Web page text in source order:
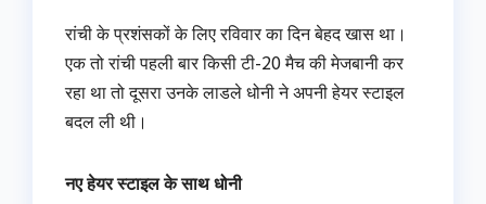
रांची के प्रशंसकों के लिए रविवार का दिन बेहद खास था।
एक तो रांची पहली बार किसी टी-20 मैच की मेजबानी कर
रहा था तो दूसरा उनके लाडले धोनी ने अपनी हेयर स्टाइल
बदल ली थी।
नए हेयर स्टाइल के साथ धोनी